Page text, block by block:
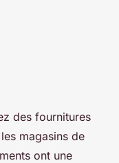
des fournitures
magasins de
ont une